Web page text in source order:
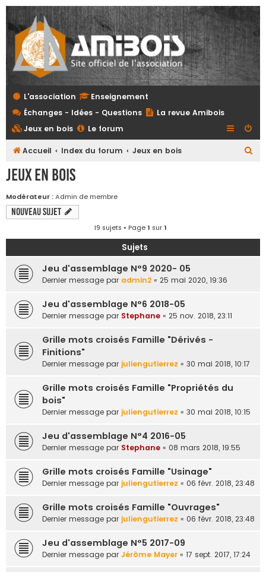
L'association
Enseignement
Échanges - Idées - Questions
La revue Amibois
Jeux en bois
Le forum
Accueil Index du forum Jeux en bois
h
Jeux en bois
Modérateur :Admin de membre
Nouveau sujet
19 sujets • Page1 sur1
Sujets
Jeu d'assemblage N°9 2020- 05
Dernier message par admin2 « 25 mai 2020, 19:36
Jeu d'assemblage N°6 2018-05
Dernier message par Stephane « 25 nov. 2018, 23:11
Grille mots croisés Famille "Dérivés -
Finitions"
Dernier message par juliengutierrez « 30 mai 2018, 10:17
Grille mots croisés Famille "Propriétés du
bois"
Dernier message par juliengutierrez « 30 mai 2018, 10:15
Jeu d'assemblage N°4 2016-05
Dernier message par Stephane « 08 mars 2018, 19:55
Grille mots croisés Famille "Usinage"
Dernier message par juliengutierrez « 06 févr. 2018, 23:48
Grille mots croisés Famille "Ouvrages"
Dernier message par juliengutierrez « 06 févr. 2018, 23:48
Jeu d'assemblage N°5 2017-09
Dernier message par Jérôme Mayer « 17 sept. 2017, 17:24